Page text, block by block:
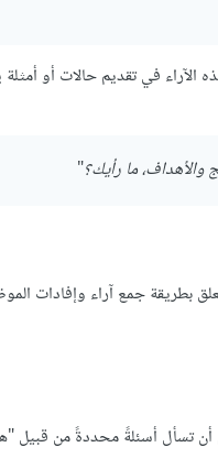
الآراء في تقديم حالات أو
ما رأيك؟"
بطريقة جمع آراء وإفادات
أن تسأل أسئلةً محددةً من قبيل